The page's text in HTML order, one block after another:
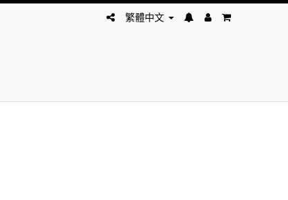
繁體中文